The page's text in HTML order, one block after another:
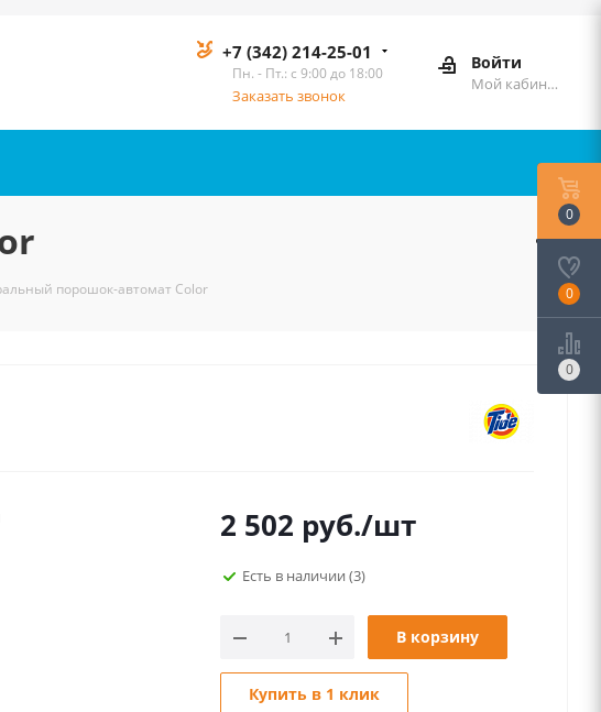
Войти
Мой кабинет
+7 (342) 214-25-01
Пн. - Пт.: с 9:00 до 18:00
Заказать звонок
порошок-автомат Color
2 502 руб./шт
Есть в наличии (3)
В корзину
Купить в 1 клик
0
0
0